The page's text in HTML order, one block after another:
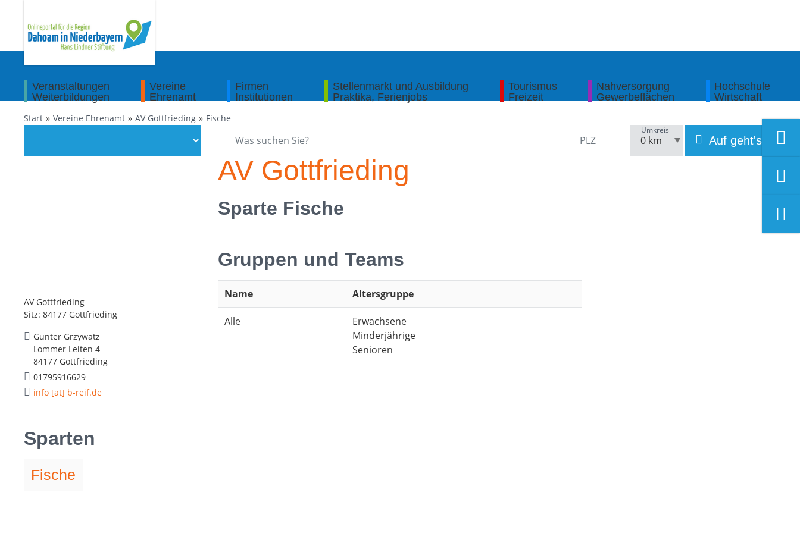
Veranstaltungen
Weiterbildungen
Vereine
Ehrenamt
Firmen
Institutionen
Stellenmarkt und Ausbildung
Praktika, Ferienjobs
Tourismus
Freizeit
Nahversorgung
Gewerbeflächen
Hochschule
Wirtschaft
Umkreis
Auf geht's!
Start Vereine Ehrenamt AV Gottfrieding Fische
AV Gottfrieding
Sitz: 84177 Gottfrieding
Günter Grzywatz
Lommer Leiten 4
84177 Gottfrieding
01795916629
info [at] b-reif.de
Sparten
Fische
AV Gottfrieding
Sparte Fische
Gruppen und Teams
Name Altersgruppe
Alle
Erwachsene
Minderjährige
Senioren